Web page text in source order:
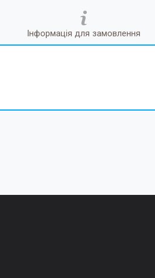
Інформація для замовлення